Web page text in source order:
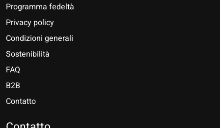
Programma fedeltà
Privacy policy
Condizioni generali
Sostenibilità
FAQ
B2B
Contatto